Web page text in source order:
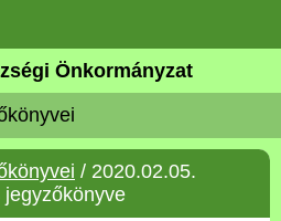
Önkormányzat
/ 2020.02.05.